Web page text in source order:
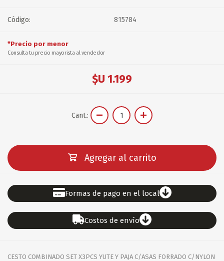
Código: 815784
*Precio por menor
Consulta tu precio mayorista al vendedor
$U 1.199
Cant.:
Agregar al carrito
Formas de pago en el local
Costos de envío
CESTO COMBINADO SET X3PCS YUTE Y PAJA C/ASAS FORRADO C/NYLON